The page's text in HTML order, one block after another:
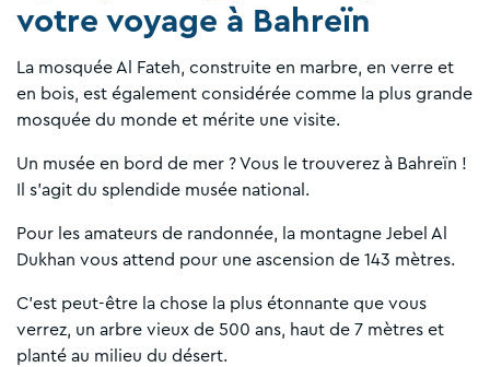
votre voyage à Bahreïn
La mosquée Al Fateh, construite en marbre, en verre et
en bois, est également considérée comme la plus grande
mosquée du monde et mérite une visite.
Un musée en bord de mer ? Vous le trouverez à Bahreïn !
Il s'agit du splendide musée national.
Pour les amateurs de randonnée, la montagne Jebel Al
Dukhan vous attend pour une ascension de 143 mètres.
C'est peut-être la chose la plus étonnante que vous
verrez, un arbre vieux de 500 ans, haut de 7 mètres et
planté au milieu du désert.